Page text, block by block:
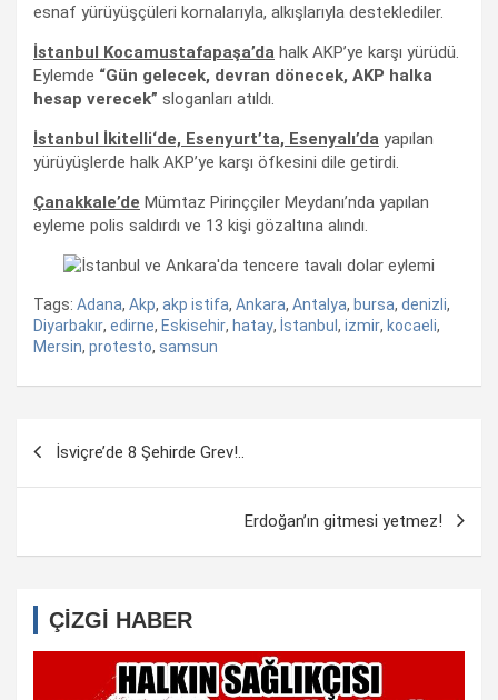
esnaf yürüyüşçüleri kornalarıyla, alkışlarıyla desteklediler.
İstanbul Kocamustafapaşa’da halk AKP’ye karşı yürüdü.
Eylemde “Gün gelecek, devran dönecek, AKP halka
hesap verecek” sloganları atıldı.
İstanbul İkitelli‘de, Esenyurt’ta, Esenyalı’da yapılan
yürüyüşlerde halk AKP’ye karşı öfkesini dile getirdi.
Çanakkale’de Mümtaz Pirinççiler Meydanı’nda yapılan
eyleme polis saldırdı ve 13 kişi gözaltına alındı.
Tags: Adana, Akp, akp istifa, Ankara, Antalya, bursa, denizli,
Diyarbakır, edirne, Eskisehir, hatay, İstanbul , izmir, kocaeli,
Mersin, protesto, samsun
Yazı
dolaşımı
İsviçre’de 8 Şehirde Grev!..
Erdoğan’ın gitmesi yetmez!
ÇİZGİ HABER